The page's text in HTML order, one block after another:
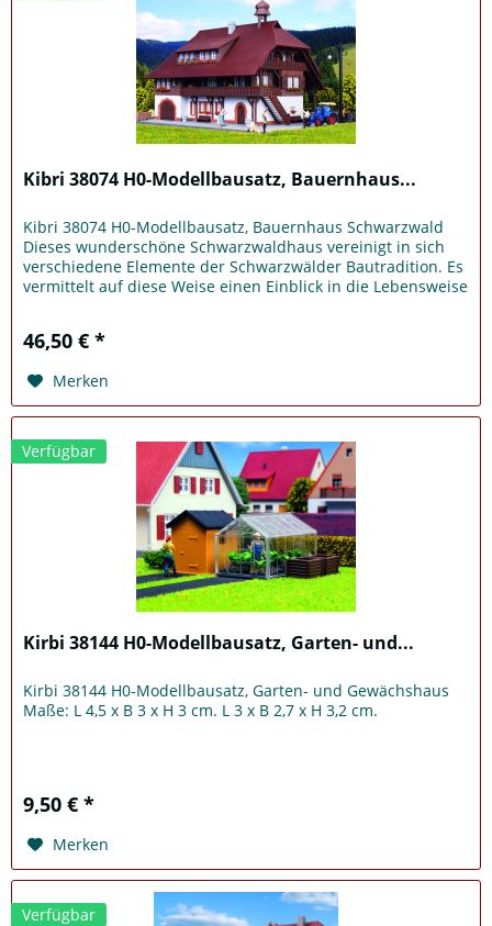
Kibri 38074 H0-Modellbausatz, Bauernhaus...
Kibri 38074 H0-Modellbausatz, Bauernhaus Schwarzwald
Dieses wunderschöne Schwarzwaldhaus vereinigt in sich
verschiedene Elemente der Schwarzwälder Bautradition. Es
vermittelt auf diese Weise einen Einblick in die Lebensweise
46,50 € *
Merken
Verfügbar
Kirbi 38144 H0-Modellbausatz, Garten- und...
Kirbi 38144 H0-Modellbausatz, Garten- und Gewächshaus
Maße: L 4,5 x B 3 x H 3 cm. L 3 x B 2,7 x H 3,2 cm.
9,50 € *
Merken
Verfügbar